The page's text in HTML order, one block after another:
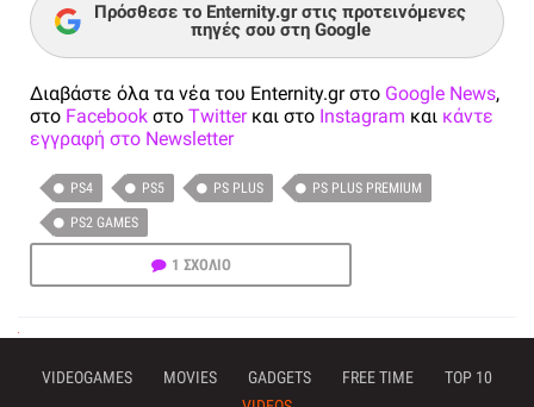
Πρόσθεσε το Enternity.gr στις προτεινόμενες
πηγές σου στη Google
Διαβάστε όλα τα νέα του Enternity.gr στο Google News,
στο Facebook στο Twitterκαι στο Instagram και κάντε
εγγραφή στο Newsletter
PS4 PS5 PS PLUS PS PLUS PREMIUM
PS2 GAMES
1 ΣΧΟΛΙΟ
VIDEOGAMES MOVIES GADGETS FREE TIME
TOP 10